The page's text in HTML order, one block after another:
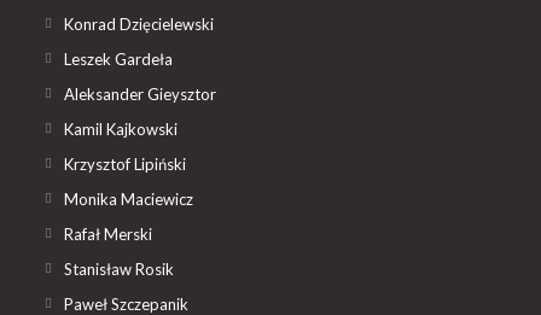
Konrad Dzięcielewski
Leszek Gardeła
Aleksander Gieysztor
Kamil Kajkowski
Krzysztof Lipiński
Monika Maciewicz
Rafał Merski
Stanisław Rosik
Paweł Szczepanik